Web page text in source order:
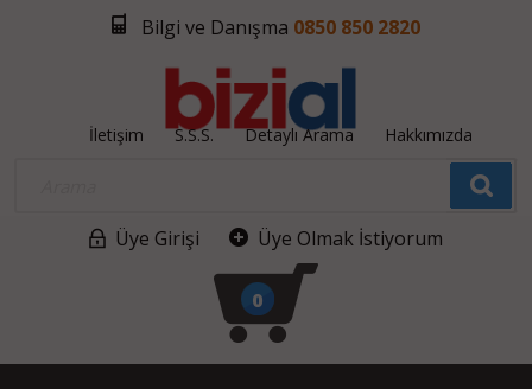
Bilgi ve Danışma 0850 850 2820
İletişim S.S.S. Detaylı Arama Hakkımızda
Üye Girişi Üye Olmak İstiyorum
0